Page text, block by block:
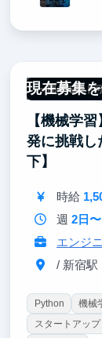
現在募集
一部リモート
【機械学
発に挑戦し
下】
時給
週 2日〜
エンジ
/ 新宿駅
Python 機械
スタートアップ